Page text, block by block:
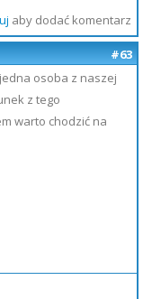
aby dodać komentarz
#63
osoba z naszej
z tego
warto chodzić na